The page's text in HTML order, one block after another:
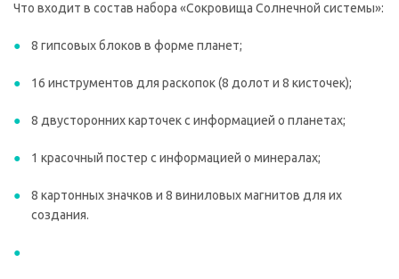
Что входит в состав набора «Сокровища Солнечной системы»:
8 гипсовых блоков в форме планет;
16 инструментов для раскопок (8 долот и 8 кисточек);
8 двусторонних карточек с информацией о планетах;
1 красочный постер с информацией о минералах;
8 картонных значков и 8 виниловых магнитов для их
создания.